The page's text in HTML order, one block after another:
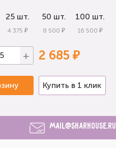
25 шт.
4 375 ₽
50 шт.
8 500 ₽
100 шт.
16 500 ₽
+ 2 685 ₽
Купить в 1 клик
mail@sharhouse.ru